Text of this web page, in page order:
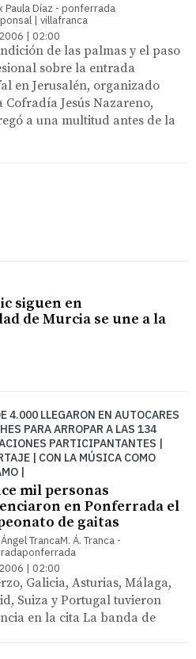
Paula Díaz - ponferrada
| villafranca
| 02:00
de las palmas y el paso
sobre la entrada
en Jerusalén, organizado
Cofradía Jesús Nazareno,
a una multitud antes de la
siguen en
de Murcia se une a la
4.000 LLEGARON EN AUTOCARES
PARA ARROPAR A LAS 134
PARTICIPANTANTES |
| CON LA MÚSICA COMO
|
mil personas
en Ponferrada el
de gaitas
TrancaM. Á. Tranca -
| 02:00
Galicia, Asturias, Málaga,
Suiza y Portugal tuvieron
en la cita La banda de